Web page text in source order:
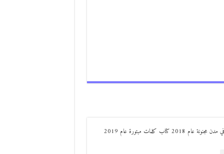
من مواليد ديرعلا ( الصوالحة) صدر له : كتاب مذكرات مجنون في مدن مجنونة عام 2018 كتاب كلمات مبتورة عام 2019